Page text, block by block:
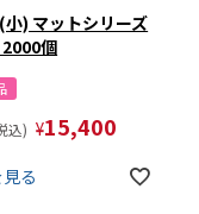
) マットシリーズ
個
込) ¥15,400
る